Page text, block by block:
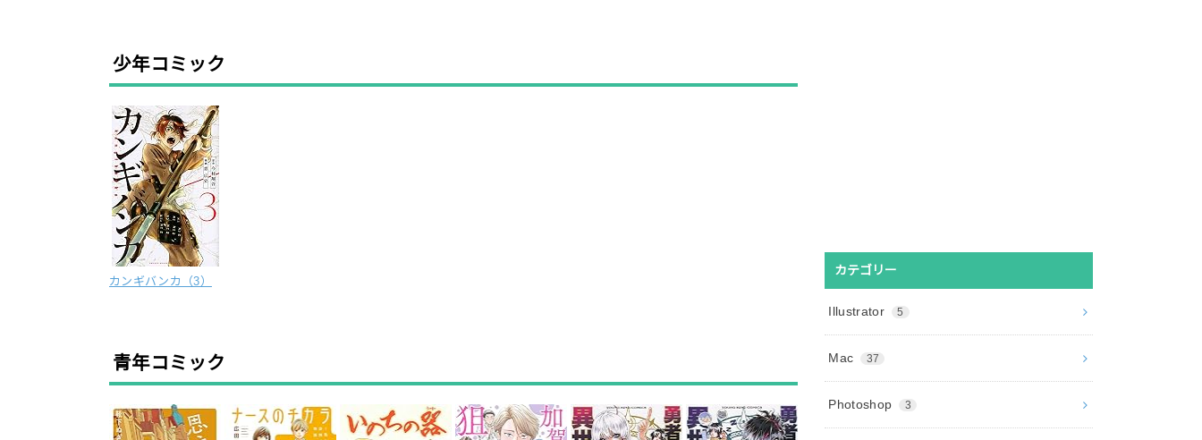
少年コミック
カンギバンカ（3）
青年コミック
カテゴリー
Illustrator 5
Mac 37
Photoshop 3